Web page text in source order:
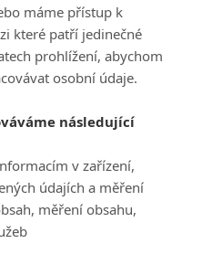
máme přístup k
které patří jedinečné
prohlížení, abychom
osobní údaje.
následující
v zařízení,
údajích a měření
měření obsahu,
ATV CZ, s.r.o.
140 00 Praha 4